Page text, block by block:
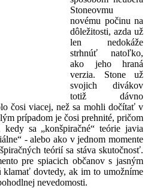
Stoneovmu
novému počinu na
dôležitosti, azda už
len nedokáže
strhnúť natoľko,
ako jeho hraná
verzia. Stone už
svojich divákov
totiž dávno
čosi viacej, než sa mohli dočítať v
prípadom je čosi prehnité, pričom
sa „konšpiračné“ teórie javia
- alebo ako v jednom momente
teórií sa stáva skutočnosť.
pre spiacich občanov s jasným
klamať dovtedy, ak im to umožníme
nevedomosti.